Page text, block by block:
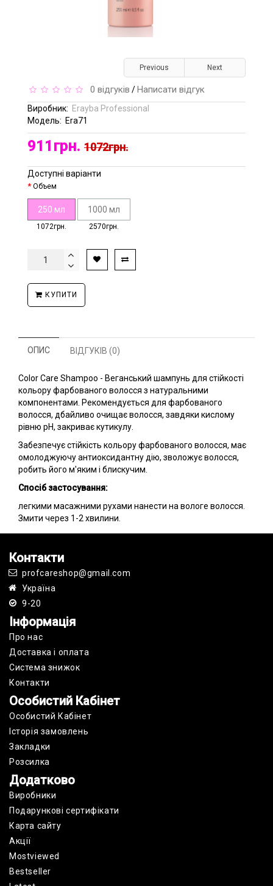
Previous Next
0 відгуків /Написати відгук
Виробник: Erayba Professional
Модель: Era71
911грн. 1072грн.
Доступні варіанти
Объем
250 мл
1072грн.
1000 мл
2570грн.
КУПИТИ
ОПИС ВІДГУКІВ (0)
Color Care Shampoo - Веганський шампунь для стійкості
кольору фарбованого волосся з натуральними
компонентами. Рекомендується для фарбованого
волосся, дбайливо очищає волосся, завдяки кислому
рівню pH, закриває кутикулу.
Забезпечує стійкість кольору фарбованого волосся, має
омолоджуючу антиоксидантну дію, зволожує волосся,
робить його м'яким і блискучим.
Спосіб застосування:
легкими масажними рухами нанести на вологе волосся.
Змити через 1-2 хвилини.
Контакти
profcareshop@gmail.com
Україна
9-20
Інформація
Про нас
Доставка і оплата
Cистема знижок
Контакти
Особистий Кабінет
Особистий Кабінет
Історія замовлень
Закладки
Розсилка
Додатково
Виробники
Подарункові сертифікати
Карта сайту
Акції
Mostviewed
Bestseller